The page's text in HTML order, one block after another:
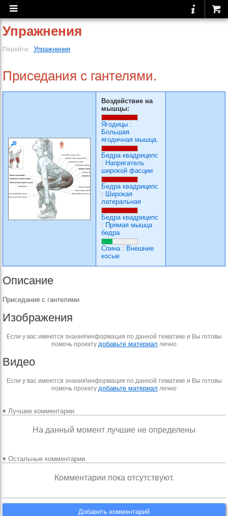
Упражнения
Перейти: Упражнения
Приседания с гантелями.
Воздействие на
мышцы:
Ягодицы :
Большая
ягодичная мышца.
Бедра квадрицепс
: Напрягатель
широкой фасции
Бедра квадрицепс
: Широкая
латеральная
Бедра квадрицепс
: Прямая мышца
бедра
Спина: Внешние
косые
Описание
Приседания с гантелями
Изображения
Если у вас имеются знания\информация по данной тематике и Вы готовы
помочь проекту добавьте материал лично
Видео
Если у вас имеются знания\информация по данной тематике и Вы готовы
помочь проекту добавьте материал лично
▾ Лучшие комментарии
На данный момент лучшие не определены
▾ Остальные комментарии
Комментарии пока отсутствуют.
Добавить комментарий